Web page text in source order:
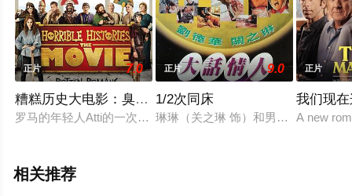
正片 7.0
糟糕历史大电影：臭屁的罗马人
罗马的年轻人Atti的一次小聪明惹恼了皇帝Nero，因此被迫加入
正片 9.0
1/2次同床
琳琳（关之琳 饰）和男友麦克（陶
正片
我们现
A new
相关推荐